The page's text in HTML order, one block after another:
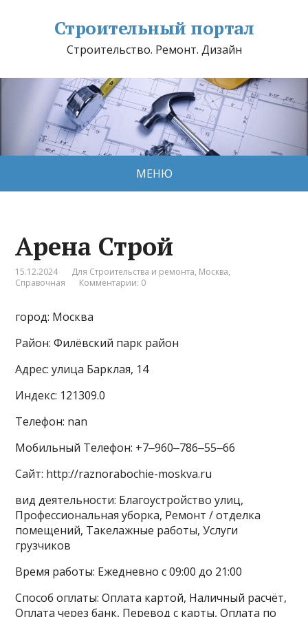
Строительный портал
Строительство. Ремонт. Дизайн
МЕНЮ
Арена Строй
15.12.2024 Для Строительства и ремонта, Москва,
Справочная
Комментарии: 0
город: Москва
Район: Филёвский парк район
Адрес: улица Барклая, 14
Индекс: 121309.0
Телефон: nan
Мобильный Телефон: +7‒960‒786‒55‒66
Сайт: http://raznorabochie-moskva.ru
вид деятельности: Благоустройство улиц,
Профессиональная уборка, Ремонт / отделка
помещений, Такелажные работы, Услуги
грузчиков
Время работы: Ежедневно с 09:00 до 21:00
Способ оплаты: Оплата картой, Наличный расчёт,
Оплата через банк, Перевод с карты, Оплата по